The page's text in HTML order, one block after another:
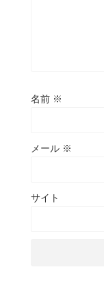
名前 ※
メール ※
サイト